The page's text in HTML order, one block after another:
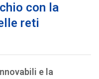
con la
reti
e la